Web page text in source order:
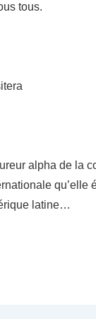
tous.
alpha de la
qu’elle
latine…